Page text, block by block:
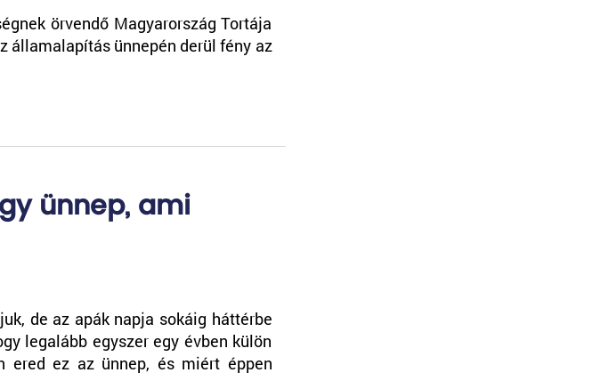
örvendő Magyarország Tortája
államalapítás ünnepén derül fény az
ünnep, ami
de az apák napja sokáig háttérbe
legalább egyszer egy évben külön
ered ez az ünnep, és miért éppen